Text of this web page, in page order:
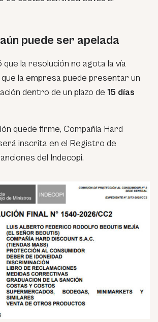
puede ser apelada
que la resolución no agota la vía
la empresa puede presentar un
dentro de un plazo de 15 días
quede firme, Compañía Hard
inscrita en el Registro de
del Indecopi.